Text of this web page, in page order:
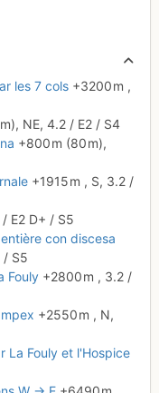
les 7 cols +3200 m ,
NE, 4.2 / E2 / S4
+800 m (80 m),
+1915 m , S, 3.2 /
/ E2 D+ / S5
con discesa
/ S5
Fouly +2800 m , 3.2 /
+2550 m , N,
La Fouly et l'Hospice